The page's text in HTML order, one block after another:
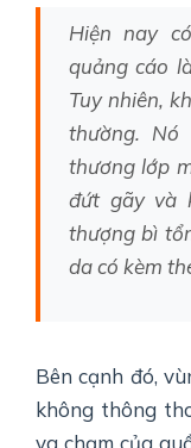
Hiện nay
quảng cáo
Tuy nhiên,
thường.
thương lớp
đứt gãy và
thượng bì
da có kèm
Bên cạnh đó,
không thông
va chạm của